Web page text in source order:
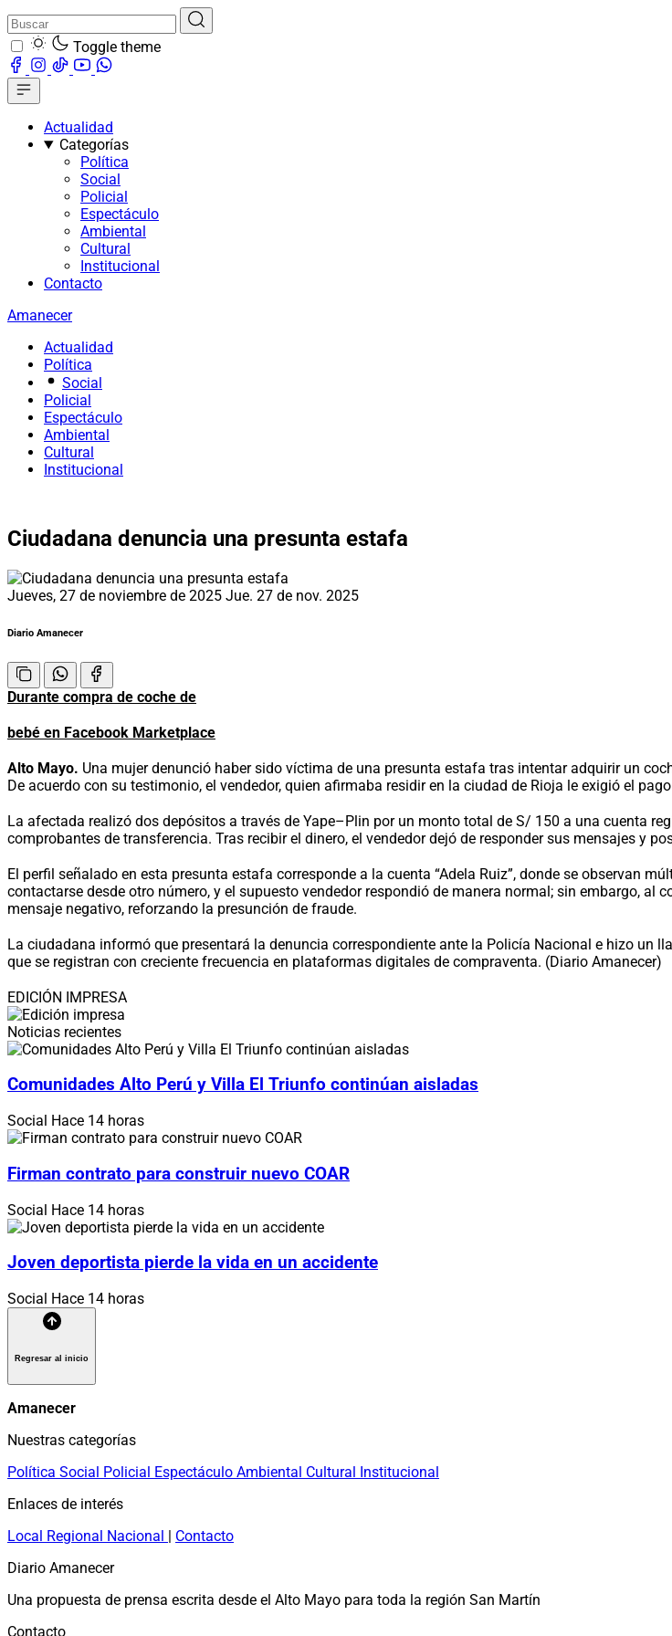
Toggle theme
Actualidad
Categorías
Política
Social
Policial
Espectáculo
Ambiental
Cultural
Institucional
Contacto
Amanecer
Actualidad
Política
Social
Policial
Espectáculo
Ambiental
Cultural
Institucional
Ciudadana denuncia una presunta estafa
Jueves, 27 de noviembre de 2025 Jue. 27 de nov. 2025
Diario Amanecer
Durante compra de coche de
bebé en Facebook Marketplace
Alto Mayo. Una mujer denunció haber sido víctima de una presunta estafa tras intentar adquirir un
De acuerdo con su testimonio, el vendedor, quien afirmaba residir en la ciudad de Rioja le exigió el
La afectada realizó dos depósitos a través de Yape–Plin por un monto total de S/ 150 a una cuenta
comprobantes de transferencia. Tras recibir el dinero, el vendedor dejó de responder sus mensajes y
El perfil señalado en esta presunta estafa corresponde a la cuenta “Adela Ruiz”, donde se observan
contactarse desde otro número, y el supuesto vendedor respondió de manera normal; sin embargo, al
mensaje negativo, reforzando la presunción de fraude.
La ciudadana informó que presentará la denuncia correspondiente ante la Policía Nacional e hizo un
que se registran con creciente frecuencia en plataformas digitales de compraventa. (Diario Amanecer)
EDICIÓN IMPRESA
Noticias recientes
Comunidades Alto Perú y Villa El Triunfo continúan aisladas
Social Hace 14 horas
Firman contrato para construir nuevo COAR
Social Hace 14 horas
Joven deportista pierde la vida en un accidente
Social Hace 14 horas
Regresar al inicio
Amanecer
Nuestras categorías
Política Social Policial Espectáculo Ambiental Cultural Institucional
Enlaces de interés
Local Regional Nacional | Contacto
Diario Amanecer
Una propuesta de prensa escrita desde el Alto Mayo para toda la región San Martín
Contacto